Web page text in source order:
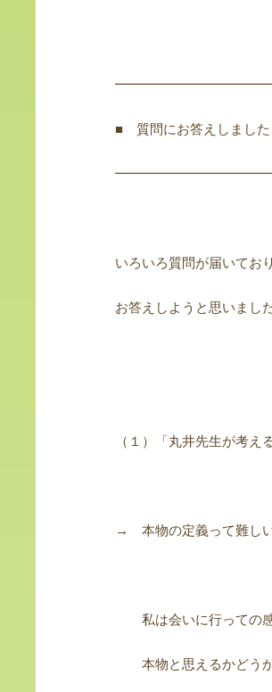
■ 質問にお答えしました
いろいろ質問が届いてお
お答えしようと思いました
（１）「丸井先生が考え
→ 本物の定義って難しい
私は会いに行っての感
本物と思えるかどうか